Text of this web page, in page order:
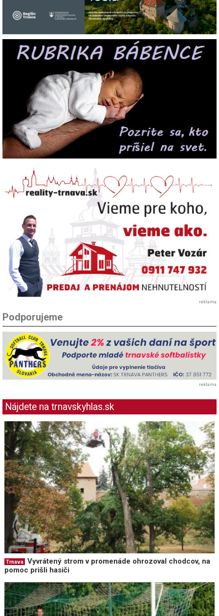
reklama
Podporujeme
reklama
Nájdete na trnavskyhlas.sk
Trnava
Vyvrátený strom v promenáde ohrozoval chodcov, na
pomoc prišli hasiči